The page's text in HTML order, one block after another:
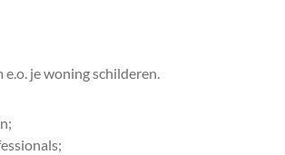
je woning schilderen.